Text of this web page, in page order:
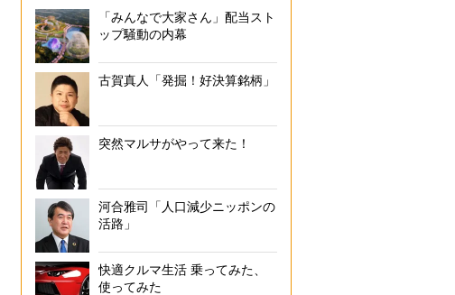
「みんなで大家さん」配当スト
ップ騒動の内幕
古賀真人「発掘！好決算銘柄」
突然マルサがやって来た！
河合雅司「人口減少ニッポンの
活路」
快適クルマ生活 乗ってみた、
使ってみた